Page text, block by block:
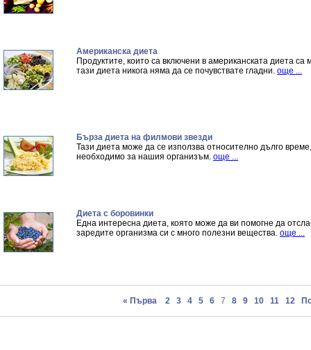
Американска диета
Продуктите, които са включени в американската диета
тази диета никога няма да се почувствате гладни. още ...
Бърза диета на филмови звезди
Тази диета може да се използва относително дълго
необходимо за нашия организъм. още ...
Диета с боровинки
Една интересна диета, която може да ви помогне да
заредите организма си с много полезни вещества. още ...
« Първа 2 3 4 5 67 8 9 10 11 12